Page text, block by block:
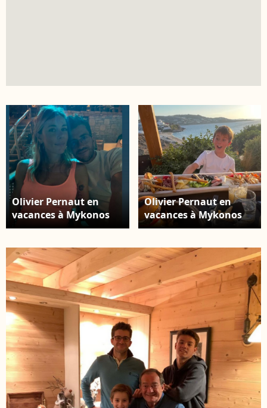
Olivier Pernaut en
vacances à Mykonos
avec sa femme
enfants, Léo et Rose -
Instagram
Olivier Pernaut en
vacances à Mykonos
avec sa femme
enfants, Léo et Rose -
Instagram